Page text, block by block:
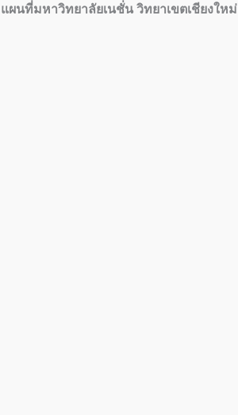
แผนที่มหาวิทยาลัยเนชั่น วิทยาเขตเชียงใหม่